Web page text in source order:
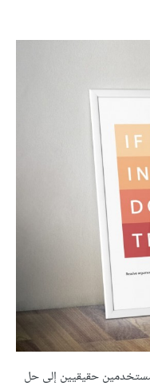
مستخدمين حقيقيين إلى حل